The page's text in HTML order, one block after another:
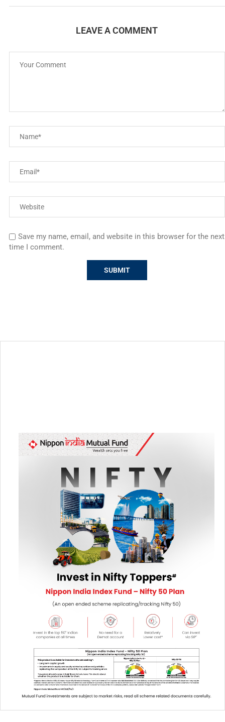
LEAVE A COMMENT
Save my name, email, and website in this browser for the next
time I comment.